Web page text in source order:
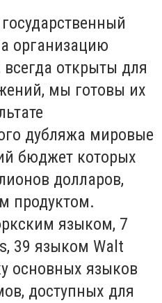
организацию
открыты для
мы готовы их
дубляжа мировые
бюджет которых
долларов,
продуктом.
языком, 7
39 языком Walt
основных языков
доступных для